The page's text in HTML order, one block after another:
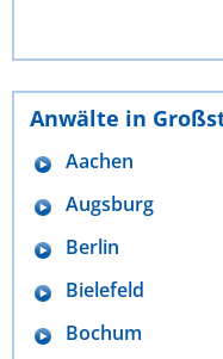
Anwälte in
Aachen
Augsburg
Berlin
Bielefeld
Bochum